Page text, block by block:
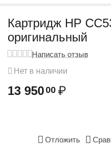
Картридж HP
оригинальный
Написать отзыв
Нет в наличии
13 95000 ₽
Отложить